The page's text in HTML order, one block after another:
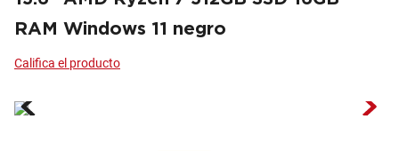
RAM Windows 11 negro